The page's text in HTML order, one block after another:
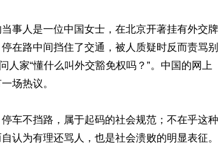
事人是一位中国女士，在北京开著挂有外交牌
在路中间挡住了交通，被人质疑时反而责骂别
人家“懂什么叫外交豁免权吗？”。中国的网上
场热议。
车不挡路，属于起码的社会规范；不在乎这种
认为有理还骂人，也是社会溃败的明显表征。